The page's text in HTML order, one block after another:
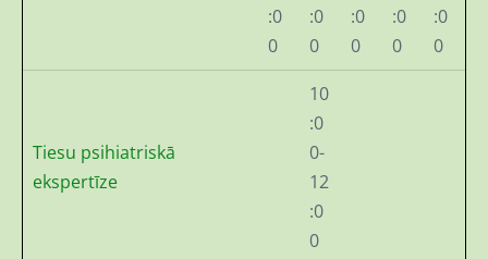
:0
0
:0
0
:0
0
:0
0
:0
0
Tiesu psihiatriskā
ekspertīze
10
:0
0-
12
:0
0